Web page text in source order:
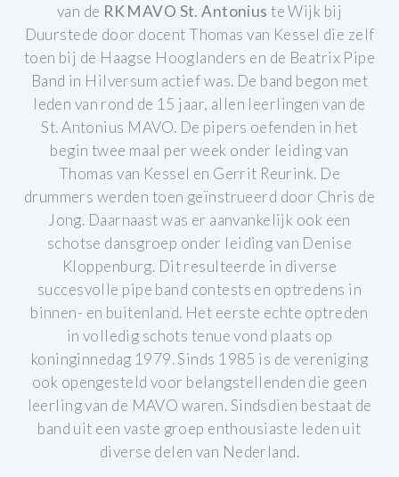
van de RK MAVO St. Antoniuste Wijk bij
Duurstede door docent Thomas van Kessel die zelf
toen bij de Haagse Hooglanders en de Beatrix Pipe
Band in Hilversum actief was. De band begon met
leden van rond de 15 jaar, allen leerlingen van de
St. Antonius MAVO. De pipers oefenden in het
begin twee maal per week onder leiding van
Thomas van Kessel en Gerrit Reurink. De
drummers werden toen geïnstrueerd door Chris de
Jong. Daarnaast was er aanvankelijk ook een
schotse dansgroep onder leiding van Denise
Kloppenburg. Dit resulteerde in diverse
succesvolle pipe band contests en optredens in
binnen- en buitenland. Het eerste echte optreden
in volledig schots tenue vond plaats op
koninginnedag 1979.Sinds 1985 is de vereniging
ook opengesteld voor belangstellenden die geen
leerling van de MAVO waren. Sindsdien bestaat de
band uit een vaste groep enthousiaste leden uit
diverse delen van Nederland.